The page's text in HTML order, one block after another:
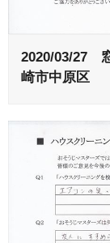
2020/03/27
崎市中原区